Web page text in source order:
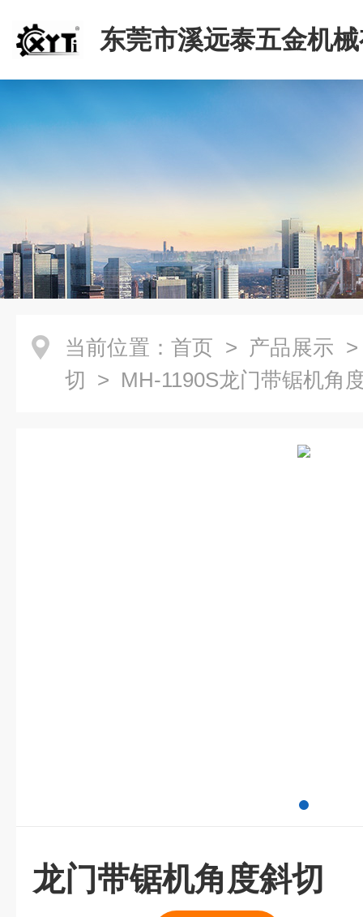
东莞市溪远泰五金机
司
当前位置： 首页 > 产品展示
切 > MH-1190S龙门带锯机角
龙门带锯机角度斜切